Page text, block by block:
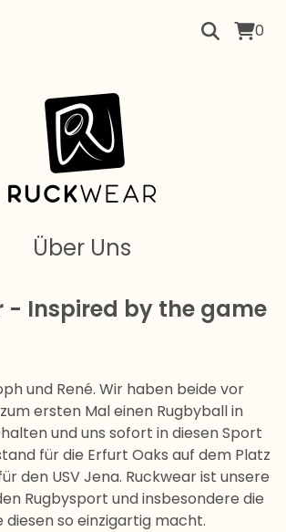
0
Über Uns
- Inspired by the game
und René. Wir haben beide vor
ersten Mal einen Rugbyball in
und uns sofort in diesen Sport
für die Erfurt Oaks auf dem Platz
den USV Jena. Ruckwear ist unsere
Rugbysport und insbesondere die
diesen so einzigartig macht.